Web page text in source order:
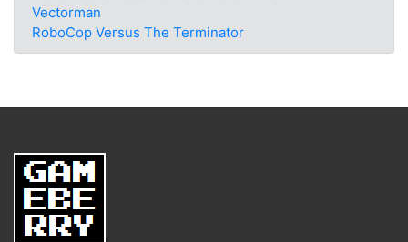
Vectorman
RoboCop Versus The Terminator